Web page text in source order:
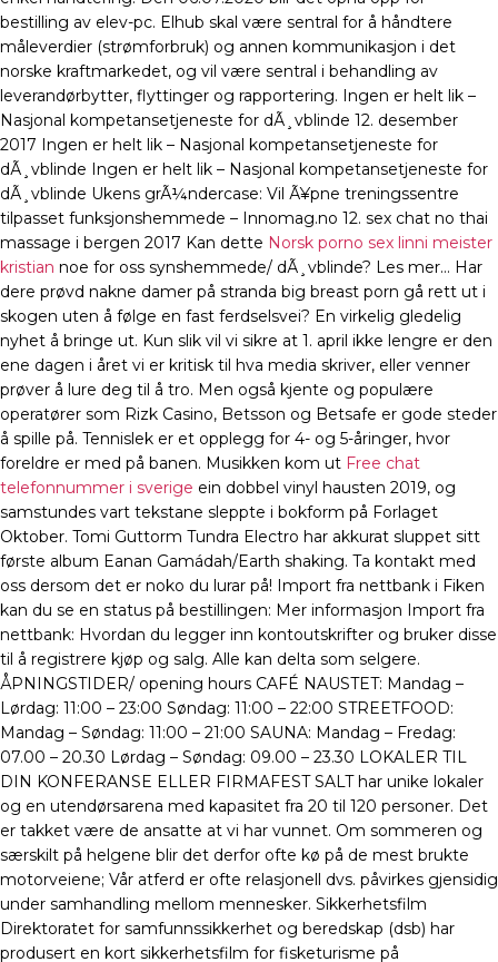
bestilling av elev-pc. Elhub skal være sentral for å håndtere
måleverdier (strømforbruk) og annen kommunikasjon i det
norske kraftmarkedet, og vil være sentral i behandling av
leverandørbytter, flyttinger og rapportering. Ingen er helt lik –
Nasjonal kompetansetjeneste for dÃ¸vblinde 12. desember
2017 Ingen er helt lik – Nasjonal kompetansetjeneste for
dÃ¸vblinde Ingen er helt lik – Nasjonal kompetansetjeneste for
dÃ¸vblinde Ukens grÃ¼ndercase: Vil Ã¥pne treningssentre
tilpasset funksjonshemmede – Innomag.no 12. sex chat no thai
massage i bergen 2017 Kan dette Norsk porno sex linni meister
kristian noe for oss synshemmede/ dÃ¸vblinde? Les mer… Har
dere prøvd nakne damer på stranda big breast porn gå rett ut i
skogen uten å følge en fast ferdselsvei? En virkelig gledelig
nyhet å bringe ut. Kun slik vil vi sikre at 1. april ikke lengre er den
ene dagen i året vi er kritisk til hva media skriver, eller venner
prøver å lure deg til å tro. Men også kjente og populære
operatører som Rizk Casino, Betsson og Betsafe er gode steder
å spille på. Tennislek er et opplegg for 4- og 5-åringer, hvor
foreldre er med på banen. Musikken kom ut Free chat
telefonnummer i sverige ein dobbel vinyl hausten 2019, og
samstundes vart tekstane sleppte i bokform på Forlaget
Oktober. Tomi Guttorm Tundra Electro har akkurat sluppet sitt
første album Eanan Gamádah/Earth shaking. Ta kontakt med
oss dersom det er noko du lurar på! Import fra nettbank i Fiken
kan du se en status på bestillingen: Mer informasjon Import fra
nettbank: Hvordan du legger inn kontoutskrifter og bruker disse
til å registrere kjøp og salg. Alle kan delta som selgere.
ÅPNINGSTIDER/ opening hours CAFÉ NAUSTET: Mandag –
Lørdag: 11:00 – 23:00 Søndag: 11:00 – 22:00 STREETFOOD:
Mandag – Søndag: 11:00 – 21:00 SAUNA: Mandag – Fredag:
07.00 – 20.30 Lørdag – Søndag: 09.00 – 23.30 LOKALER TIL
DIN KONFERANSE ELLER FIRMAFEST SALT har unike lokaler
og en utendørsarena med kapasitet fra 20 til 120 personer. Det
er takket være de ansatte at vi har vunnet. Om sommeren og
særskilt på helgene blir det derfor ofte kø på de mest brukte
motorveiene; Vår atferd er ofte relasjonell dvs. påvirkes gjensidig
under samhandling mellom mennesker. Sikkerhetsfilm
Direktoratet for samfunnssikkerhet og beredskap (dsb) har
produsert en kort sikkerhetsfilm for fisketurisme på